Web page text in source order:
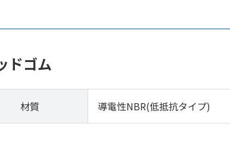
ドゴム
材質 導電性NBR(低抵抗タイプ)